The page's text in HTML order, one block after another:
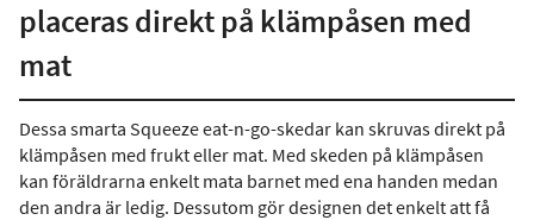
placeras direkt på klämpåsen med
mat
Dessa smarta Squeeze eat-n-go-skedar kan skruvas direkt på
klämpåsen med frukt eller mat. Med skeden på klämpåsen
kan föräldrarna enkelt mata barnet med ena handen medan
den andra är ledig. Dessutom gör designen det enkelt att få